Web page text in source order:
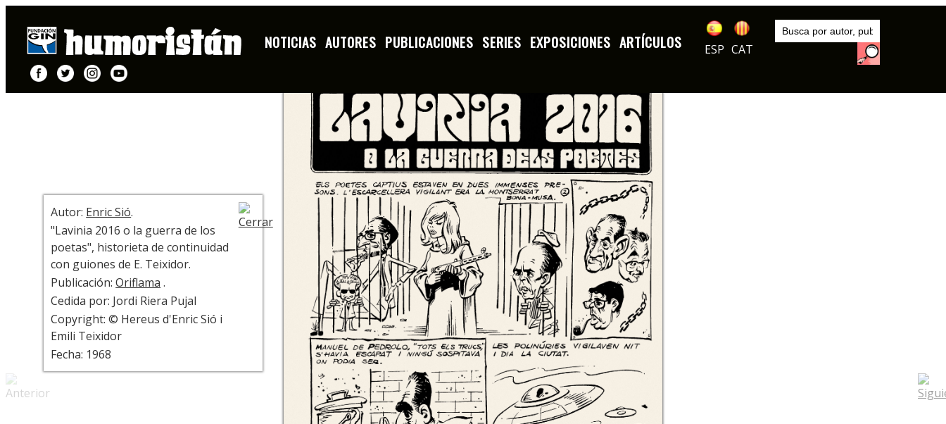
NOTICIAS AUTORES PUBLICACIONES SERIES EXPOSICIONES ARTÍCULOS ESP CAT
+ INFO
Autor: Enric Sió.
"Lavinia 2016 o la guerra de los
poetas", historieta de continuidad
con guiones de E. Teixidor.
Publicación:Oriflama .
Cedida por: Jordi Riera Pujal
Copyright: © Hereus d'Enric Sió i
Emili Teixidor
Fecha: 1968